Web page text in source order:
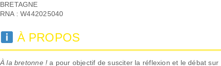
BRETAGNE
RNA : W442025040
À PROPOS
À la bretonne ! a pour objectif de susciter la réflexion et le débat sur